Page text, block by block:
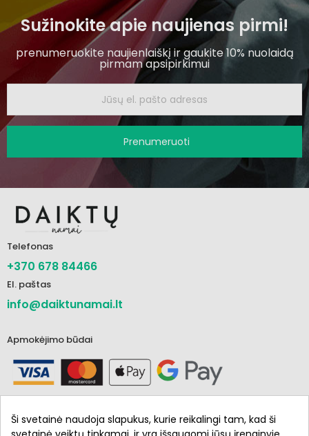
Sužinokite apie naujienas pirmi!
prenumeruokite naujienlaiškį ir gaukite 10% nuolaidą
pirmam apsipirkimui
Prenumeruoti
Telefonas
+370 678 84466
El. paštas
info@daiktunamai.lt
Apmokėjimo būdai
Ši svetainė naudoja slapukus, kurie reikalingi tam, kad ši